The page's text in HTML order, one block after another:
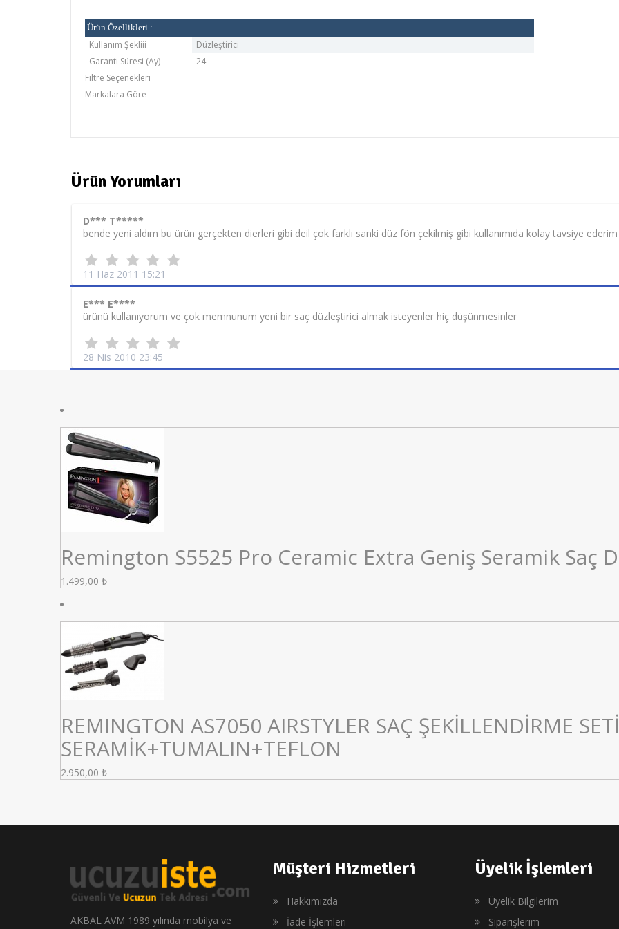
Ürün Özellikleri :
Kullanım Şekliii
Düzleştirici
Garanti Süresi (Ay)
24
Filtre Seçenekleri
Markalara Göre
Ürün Yorumları
D*** T*****
bende yeni aldım bu ürün gerçekten dierleri gibi deil çok farklı sanki düz fön çekilmiş gibi kullanımıda kolay tavsiye ederim
11 Haz 2011 15:21
E*** E****
ürünü kullanıyorum ve çok memnunum yeni bir saç düzleştirici almak isteyenler hiç düşünmesinler
28 Nis 2010 23:45
Remington S5525 Pro Ceramic Extra Geniş Seramik Saç
1.499,00 ₺
REMINGTON AS7050 AIRSTYLER SAÇ ŞEKİLLENDİRME SETİ
SERAMİK+TUMALIN+TEFLON
2.950,00 ₺
AKBAL AVM 1989 yılında mobilya ve
Müşteri Hizmetleri
Hakkımızda
İade İşlemleri
Üyelik İşlemleri
Üyelik Bilgilerim
Siparişlerim